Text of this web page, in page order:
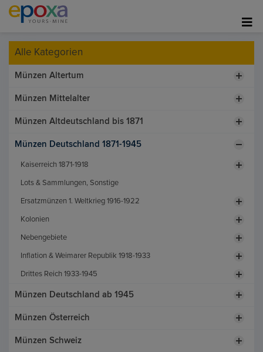
Alle Kategorien
Münzen Altertum
Münzen Mittelalter
Münzen Altdeutschland bis 1871
Münzen Deutschland 1871-1945
Kaiserreich 1871-1918
Lots & Sammlungen, Sonstige
Ersatzmünzen 1. Weltkrieg 1916-1922
Kolonien
Nebengebiete
Inflation & Weimarer Republik 1918-1933
Drittes Reich 1933-1945
Münzen Deutschland ab 1945
Münzen Österreich
Münzen Schweiz